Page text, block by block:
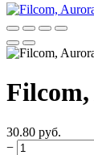
Filcom,
30.80 руб.
−